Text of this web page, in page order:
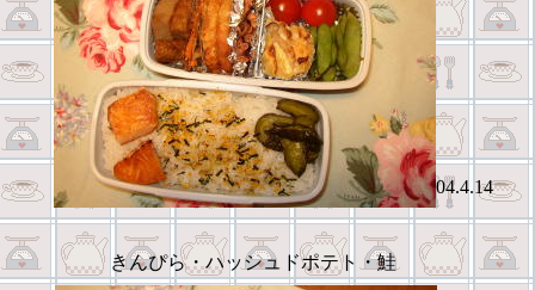
04.4.14
きんぴら・ハッシュドポテト・鮭